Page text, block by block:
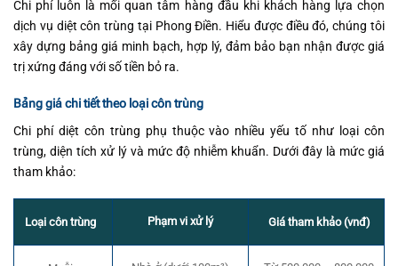
Chi phí luôn là mối quan tâm hàng đầu khi khách hàng lựa chọn
dịch vụ diệt côn trùng tại Phong Điền. Hiểu được điều đó, chúng tôi
xây dựng bảng giá minh bạch, hợp lý, đảm bảo bạn nhận được giá
trị xứng đáng với số tiền bỏ ra.
Bảng giá chi tiết theo loại côn trùng
Chi phí diệt côn trùng phụ thuộc vào nhiều yếu tố như loại côn
trùng, diện tích xử lý và mức độ nhiễm khuẩn. Dưới đây là mức giá
tham khảo:
Loại côn trùng Phạm vi xử lý Giá tham khảo (vnđ)